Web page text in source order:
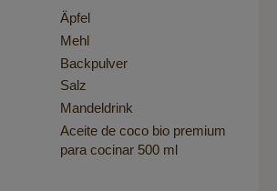
Äpfel
Mehl
Backpulver
Salz
Mandeldrink
Aceite de coco bio premium
para cocinar 500 ml